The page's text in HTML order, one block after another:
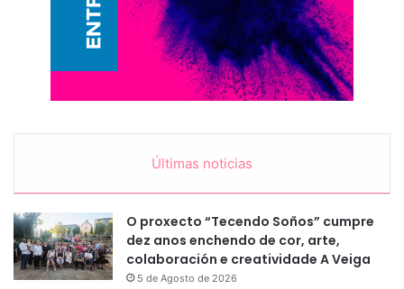
Últimas noticias
O proxecto “Tecendo Soños” cumpre
dez anos enchendo de cor, arte,
colaboración e creatividade A Veiga
5 de Agosto de 2026